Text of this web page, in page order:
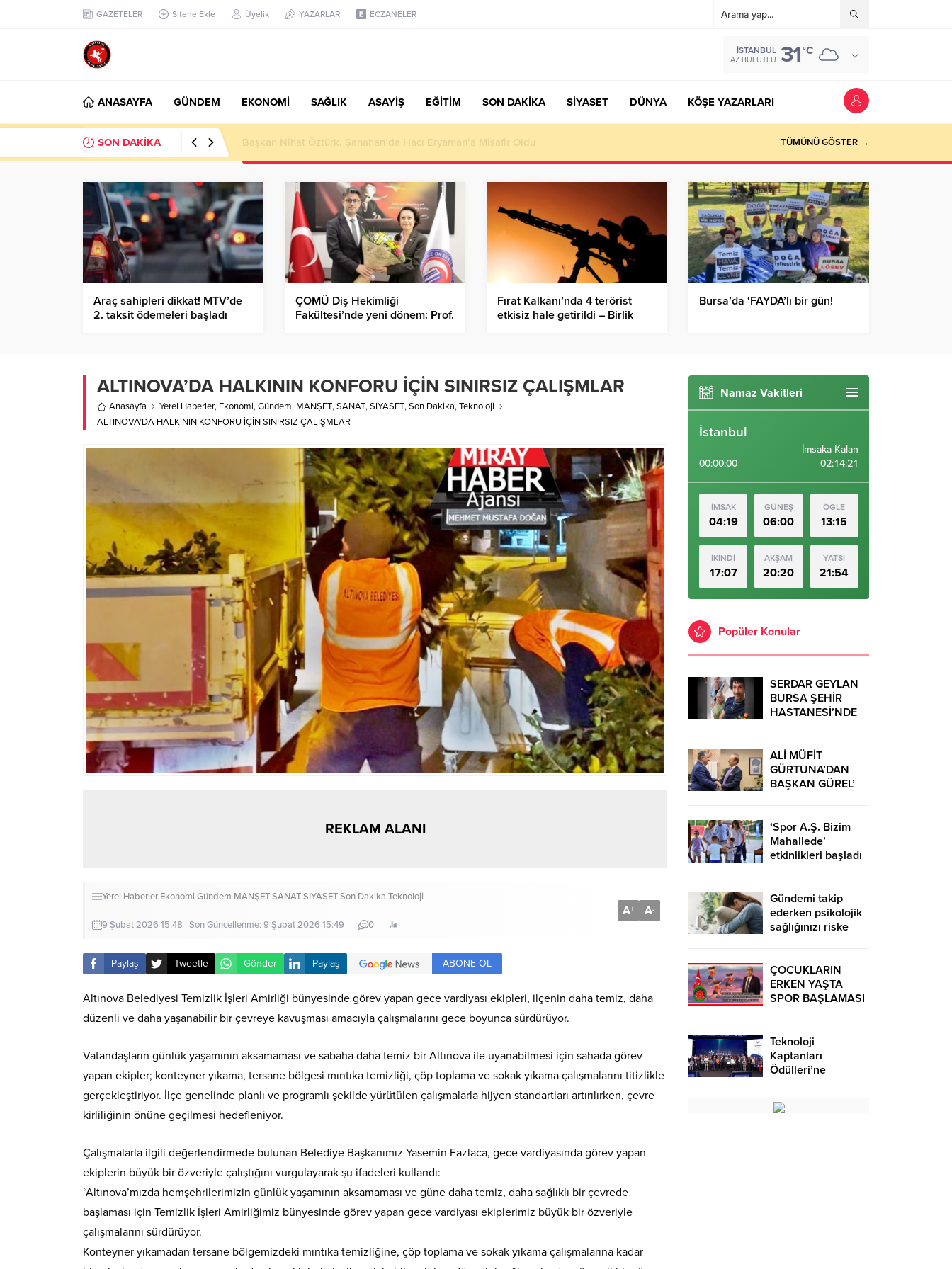
GAZETELER Sitene Ekle Üyelik YAZARLAR ECZANELER
İSTANBUL
AZ BULUTLU 31°C
ANASAYFA GÜNDEM EKONOMİ SAĞLIK ASAYİŞ EĞİTİM SON DAKİKA SİYASET DÜNYA KÖŞE YAZARLARI
SON DAKİKA Başkan Nihat Öztürk, Şanahan’da Hacı Eryaman’a Misafir Oldu TÜMÜNÜ GÖSTER →
Araç sahipleri dikkat! MTV’de
2. taksit ödemeleri başladı
ÇOMÜ Diş Hekimliği
Fakültesi’nde yeni dönem: Prof.
Fırat Kalkanı’nda 4 terörist
etkisiz hale getirildi – Birlik
Bursa’da ‘FAYDA’lı bir gün!
ALTINOVA’DA HALKININ KONFORU İÇİN SINIRSIZ ÇALIŞMLAR
Anasayfa Yerel Haberler, Ekonomi,Gündem, MANŞET,SANAT,SİYASET,Son Dakika,Teknoloji
ALTINOVA’DA HALKININ KONFORU İÇİN SINIRSIZ ÇALIŞMLAR
REKLAM ALANI
Yerel Haberler Ekonomi Gündem MANŞETSANATSİYASETSon Dakika Teknoloji
9 Şubat 2026 15:48 | Son Güncellenme: 9 Şubat 2026 15:49 0
A+ A-
Paylaş Tweetle Gönder Paylaş ABONE OL
Altınova Belediyesi Temizlik İşleri Amirliği bünyesinde görev yapan gece vardiyası ekipleri, ilçenin daha temiz, daha
düzenli ve daha yaşanabilir bir çevreye kavuşması amacıyla çalışmalarını gece boyunca sürdürüyor.
Vatandaşların günlük yaşamının aksamaması ve sabaha daha temiz bir Altınova ile uyanabilmesi için sahada görev
yapan ekipler; konteyner yıkama, tersane bölgesi mıntıka temizliği, çöp toplama ve sokak yıkama çalışmalarını titizlikle
gerçekleştiriyor. İlçe genelinde planlı ve programlı şekilde yürütülen çalışmalarla hijyen standartları artırılırken, çevre
kirliliğinin önüne geçilmesi hedefleniyor.
Çalışmalarla ilgili değerlendirmede bulunan Belediye Başkanımız Yasemin Fazlaca, gece vardiyasında görev yapan
ekiplerin büyük bir özveriyle çalıştığını vurgulayarak şu ifadeleri kullandı:
“Altınova’mızda hemşehrilerimizin günlük yaşamının aksamaması ve güne daha temiz, daha sağlıklı bir çevrede
başlaması için Temizlik İşleri Amirliğimiz bünyesinde görev yapan gece vardiyası ekiplerimiz büyük bir özveriyle
çalışmalarını sürdürüyor.
Konteyner yıkamadan tersane bölgemizdeki mıntıka temizliğine, çöp toplama ve sokak yıkama çalışmalarına kadar
Namaz Vakitleri
İstanbul
00:00:00
İmsaka Kalan
02:14:20
İMSAK
04:19
GÜNEŞ
06:00
ÖĞLE
13:15
İKİNDİ
17:07
AKŞAM
20:20
YATSI
21:54
Popüler Konular
SERDAR GEYLAN
BURSA ŞEHİR
HASTANESİ’NDE
ALİ MÜFİT
GÜRTUNA’DAN
BAŞKAN GÜREL’
‘Spor A.Ş. Bizim
Mahallede’
etkinlikleri başladı
Gündemi takip
ederken psikolojik
sağlığınızı riske
ÇOCUKLARIN
ERKEN YAŞTA
SPOR BAŞLAMASI
UZAK TUTUMUŞ
OLACAKTIR
Teknoloji
Kaptanları
Ödülleri’ne